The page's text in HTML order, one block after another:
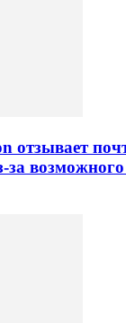
отзывает
за